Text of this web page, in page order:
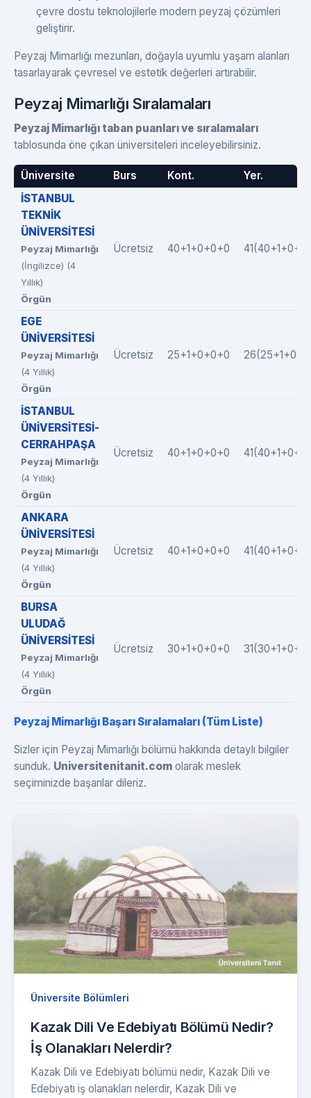
çevre dostu teknolojilerle modern peyzaj çözümleri
geliştirir.
Peyzaj Mimarlığı mezunları, doğayla uyumlu yaşam alanları
tasarlayarak çevresel ve estetik değerleri artırabilir.
Peyzaj Mimarlığı Sıralamaları
Peyzaj Mimarlığı taban puanları ve sıralamaları
tablosunda öne çıkan üniversiteleri inceleyebilirsiniz.
Üniversite Burs Kont.
Yer.
İSTANBUL
TEKNİK
ÜNİVERSİTESİ
Peyzaj Mimarlığı
(İngilizce) (4
Yıllık)
Örgün
Ücretsiz 40+1+0+0+0
EGE
ÜNİVERSİTESİ
Peyzaj Mimarlığı
(4 Yıllık)
Örgün
Ücretsiz 25+1+0+0+0
İSTANBUL
ÜNİVERSİTESİ-
CERRAHPAŞA
Peyzaj Mimarlığı
(4 Yıllık)
Örgün
Ücretsiz 40+1+0+0+0
ANKARA
ÜNİVERSİTESİ
Peyzaj Mimarlığı
(4 Yıllık)
Örgün
Ücretsiz 40+1+0+0+0
BURSA
ULUDAĞ
ÜNİVERSİTESİ
Peyzaj Mimarlığı
(4 Yıllık)
Örgün
Ücretsiz 30+1+0+0+0
Peyzaj Mimarlığı Başarı Sıralamaları (Tüm Liste)
Sizler için Peyzaj Mimarlığı bölümü hakkında detaylı bilgiler
sunduk. Universitenitanit.com olarak meslek
seçiminizde başarılar dileriz.
Üniversite Bölümleri
Kazak Dili Ve Edebiyatı Bölümü Nedir?
İş Olanakları Nelerdir?
Kazak Dili ve Edebiyatı bölümü nedir, Kazak Dili ve
Edebiyatı iş olanakları nelerdir, Kazak Dili ve